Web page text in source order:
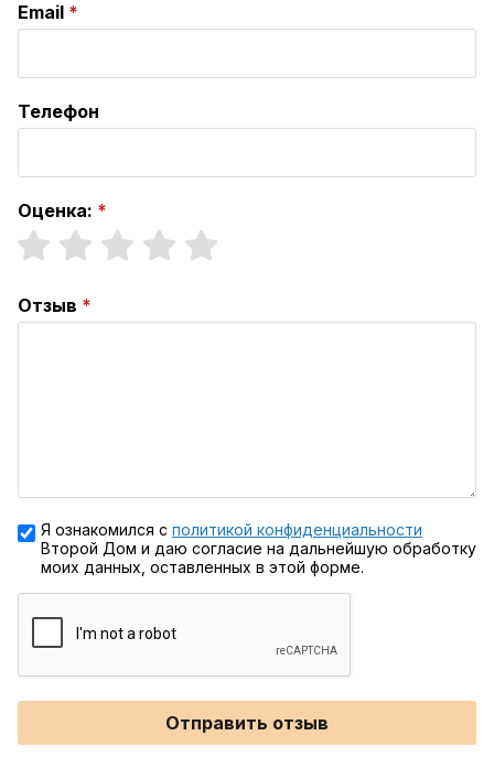
Email
Телефон
Оценка:
Отзыв
Я ознакомился с политикой конфиденциальности
Второй Дом и даю согласие на дальнейшую обработку
моих данных, оставленных в этой форме.
Отправить отзыв